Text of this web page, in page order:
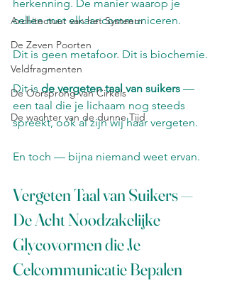
Architectuur van het Systeem
De Zeven Poorten
Veldfragmenten
De Oorsprong van Cirkels
De wachter van de dunne Tijd
herkenning. De manier waarop je
cellen met elkaar communiceren.
Dit is geen metafoor. Dit is biochemie.
Dit is de vergeten taal van suikers —
een taal die je lichaam nog steeds
spreekt, ook al zijn wij haar vergeten.
En toch — bijna niemand weet ervan.
Vergeten Taal van Suikers —
De Acht Noodzakelijke
Glycovormen die Je
Celcommunicatie Bepalen